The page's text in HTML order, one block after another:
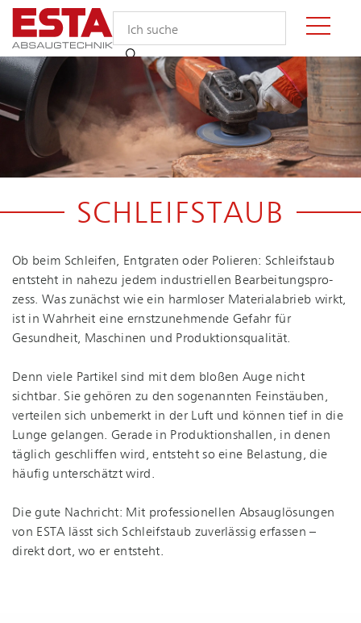
SCHLEIFSTAUB
Ob beim Schleifen, Entgraten oder Polieren: Schleifstaub
entsteht in nahezu jedem industriellen Be­ar­bei­tungs­pro­
zess. Was zunächst wie ein harmloser Materialabrieb wirkt,
ist in Wahrheit eine ernstzunehmende Gefahr für
Gesundheit, Maschinen und Pro­duk­ti­ons­qua­li­tät.
Denn viele Partikel sind mit dem bloßen Auge nicht
sichtbar. Sie gehören zu den sogenannten Feinstäuben,
verteilen sich unbemerkt in der Luft und können tief in die
Lunge gelangen. Gerade in Pro­duk­ti­ons­hal­len, in denen
täglich geschliffen wird, entsteht so eine Belastung, die
häufig unterschätzt wird.
Die gute Nachricht: Mit professionellen Absauglösungen
von ESTA lässt sich Schleifstaub zuverlässig erfassen –
direkt dort, wo er entsteht.